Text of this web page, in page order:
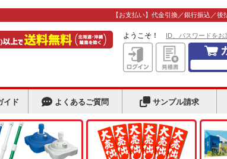
【お支払い】代金引換／銀行振込／
ようこそ！ ID、パスワードをお
イド よくあるご質問 サンプル請求